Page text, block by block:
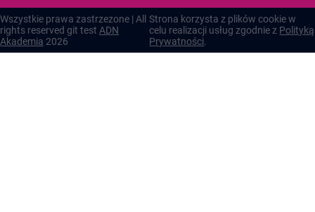
Wszystkie prawa zastrzezone | All
rights reserved git test ADN
Akademia 2026
Strona korzysta z plików cookie w
celu realizacji usług zgodnie z Polityką
Prywatności.